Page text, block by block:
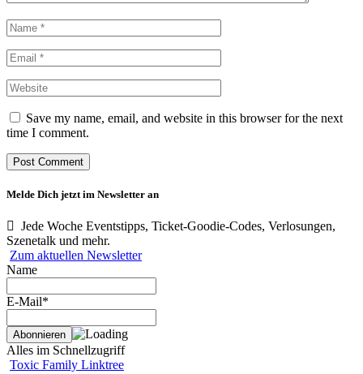
Save my name, email, and website in this browser for the next
time I comment.
Melde Dich jetzt im Newsletter an
Jede Woche Eventstipps, Ticket-Goodie-Codes, Verlosungen,
Szenetalk und mehr.
Zum aktuellen Newsletter
Name
E-Mail*
Alles im Schnellzugriff
Toxic Family Linktree